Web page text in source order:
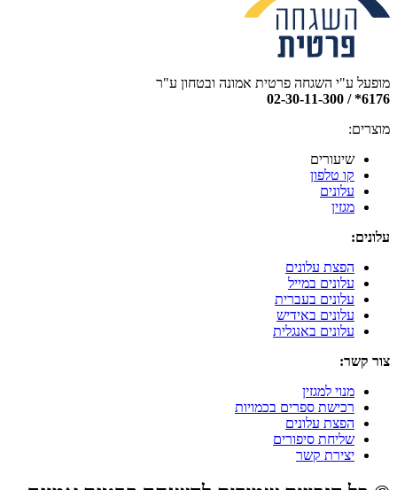
מופעל ע"י השגחה פרטית אמונה ובטחון ע"ר
6176* / 02-30-11-300
מוצרים:
שיעורים
קו טלפון
עלונים
מגזין
עלונים:
הפצת עלונים
עלונים במייל
עלונים בעברית
עלונים באידיש
עלונים באנגלית
צור קשר:
מנוי למגזין
רכישת ספרים בכמויות
הפצת עלונים
שליחת סיפורים
יצירת קשר